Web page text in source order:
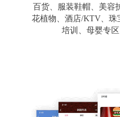
百货、服装鞋帽、美容
花植物、酒店/KTV、珠
培训、母婴专